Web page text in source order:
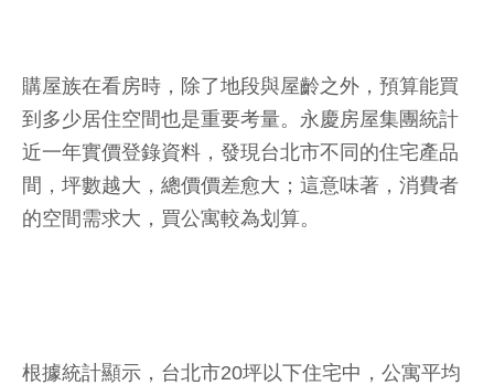
購屋族在看房時，除了地段與屋齡之外，預算能買
到多少居住空間也是重要考量。永慶房屋集團統計
近一年實價登錄資料，發現台北市不同的住宅產品
間，坪數越大，總價價差愈大；這意味著，消費者
的空間需求大，買公寓較為划算。
根據統計顯示，台北市20坪以下住宅中，公寓平均